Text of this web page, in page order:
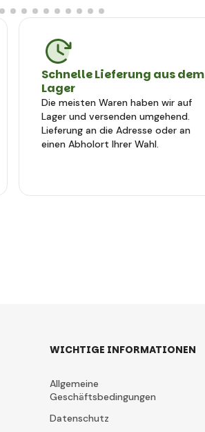
Schnelle Lieferung aus dem
Lager
Die meisten Waren haben wir auf
Lager und versenden umgehend.
Lieferung an die Adresse oder an
einen Abholort Ihrer Wahl.
WICHTIGE INFORMATIONEN
Allgemeine
Geschäftsbedingungen
Datenschutz